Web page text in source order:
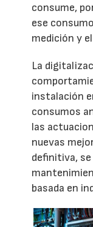
consume,
ese
medición y
La
instalación
consumos
las
nuevas
definitiva,
basada en